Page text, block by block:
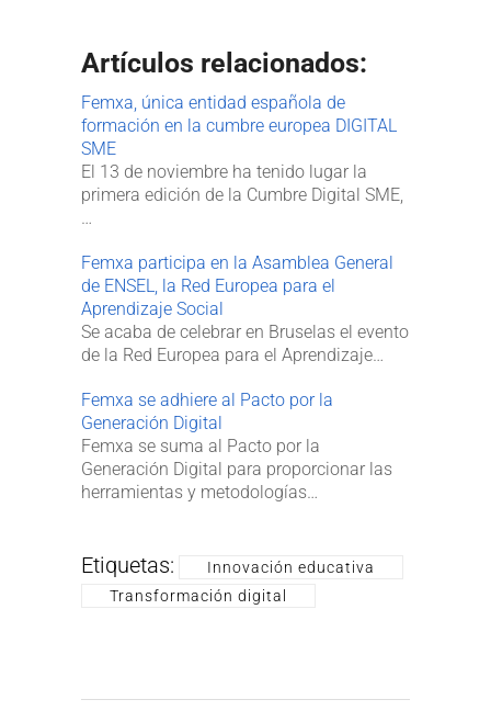
Artículos relacionados:
Femxa, única entidad española de
formación en la cumbre europea DIGITAL
SME
El 13 de noviembre ha tenido lugar la
primera edición de la Cumbre Digital SME,
…
Femxa participa en la Asamblea General
de ENSEL, la Red Europea para el
Aprendizaje Social
Se acaba de celebrar en Bruselas el evento
de la Red Europea para el Aprendizaje…
Femxa se adhiere al Pacto por la
Generación Digital
Femxa se suma al Pacto por la
Generación Digital para proporcionar las
herramientas y metodologías…
Etiquetas:
Innovación educativa
Transformación digital